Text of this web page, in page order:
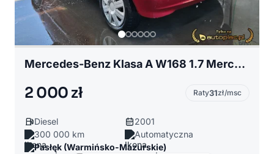
Mercedes-Benz Klasa A W168 1.7 Mercedes A170 Sprawna Klimatyzacja Długie Opłaty
2 000 zł Raty31zł/msc
Diesel
2001
300 000 km
Automatyczna
Pasłęk (Warmińsko-Mazurskie)